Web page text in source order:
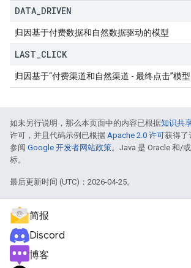
DATA DRIVEN
归因基于付费数据和自然数据驱动的模型
LAST CLICK
归因基于“付费渠道和自然渠道 - 最终点击”模型
如未另行说明，那么本页面中的内容已根据知识共
许可，并且代码示例已根据 Apache 2.0 许可获得了
参阅 Google 开发者网站政策。Java 是 Oracle 和/
标。
最后更新时间 (UTC)：2026-04-25。
简报
Discord
博客